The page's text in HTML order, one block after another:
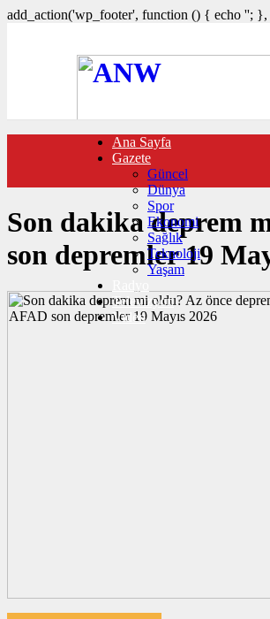
add_action('wp_footer', function () { echo ''; },
FOTO GALERİ
VIDEO GALERİ
TRAFİK DURUMU
NÖBETÇİ ECZANELER
CANLI SONUÇLAR
HABER GÖNDER
BURÇLAR
İLETİŞİM
Ana Sayfa
Gazete
Güncel
Dünya
Spor
Ekonomi
Sağlık
Teknoloji
Yaşam
Televizyon
Video
Son dakika deprem
son depremler 19